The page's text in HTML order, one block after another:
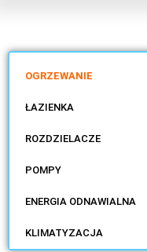
OGRZEWANIE
ŁAZIENKA
ROZDZIELACZE
POMPY
ENERGIA ODNAWIALNA
KLIMATYZACJA